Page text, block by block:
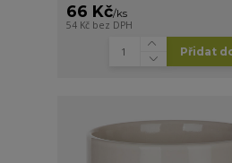
66 Kč/ks
54 Kč bez DPH
Přidat